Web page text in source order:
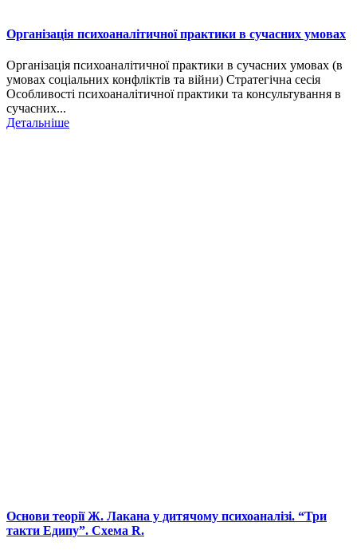
Організація психоаналітичної практики в сучасних умовах
Організація психоаналітичної практики в сучасних умовах (в
умовах соціальних конфліктів та війни) Стратегічна сесія
Особливості психоаналітичної практики та консультування в
сучасних...
Детальніше
Основи теорії Ж. Лакана у дитячому психоаналізі. “Три
такти Едипу”. Схема R.